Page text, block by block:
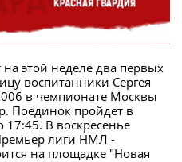
на этой неделе два первых
воспитанники Сергея
в чемпионате Москвы
Поединок пройдет в
17:45. В воскресенье
лиги НМЛ -
на площадке "Новая